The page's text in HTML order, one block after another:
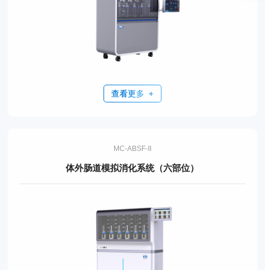
查看更多
MC-ABSF-II
体外肠道模拟消化系统（六部位）